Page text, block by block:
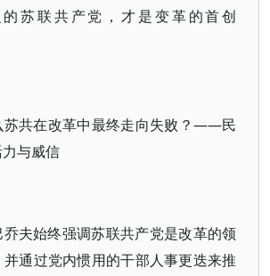
苏联共产党，才是变革的首创
苏共在改革中最终走向失败？——民
与威信
夫始终强调苏联共产党是改革的领
通过党内惯用的干部人事更迭来推